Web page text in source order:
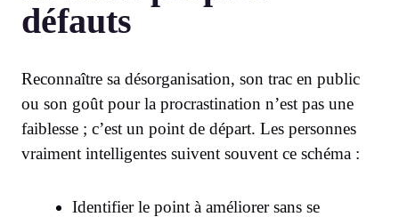
défauts
Reconnaître sa désorganisation, son trac en public
ou son goût pour la procrastination n’est pas une
faiblesse ; c’est un point de départ. Les personnes
vraiment intelligentes suivent souvent ce schéma :
Identifier le point à améliorer sans se